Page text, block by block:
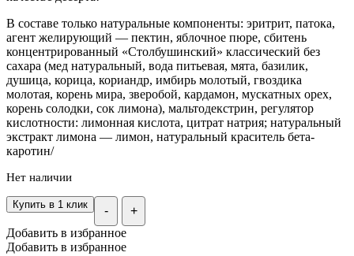
В составе только натуральные компоненты: эритрит, патока,
агент желирующий — пектин, яблочное пюре, сбитень
концентрированный «Столбушинский» классический без
сахара (мед натуральный, вода питьевая, мята, базилик,
душица, корица, кориандр, имбирь молотый, гвоздика
молотая, корень мира, зверобой, кардамон, мускатных орех,
корень солодки, сок лимона), мальтодекстрин, регулятор
кислотности: лимонная кислота, цитрат натрия; натуральный
экстракт лимона — лимон, натуральный краситель бета-
каротин/
Нет наличии
- +
Купить в 1 клик
Добавить в избранное
Добавить в избранное